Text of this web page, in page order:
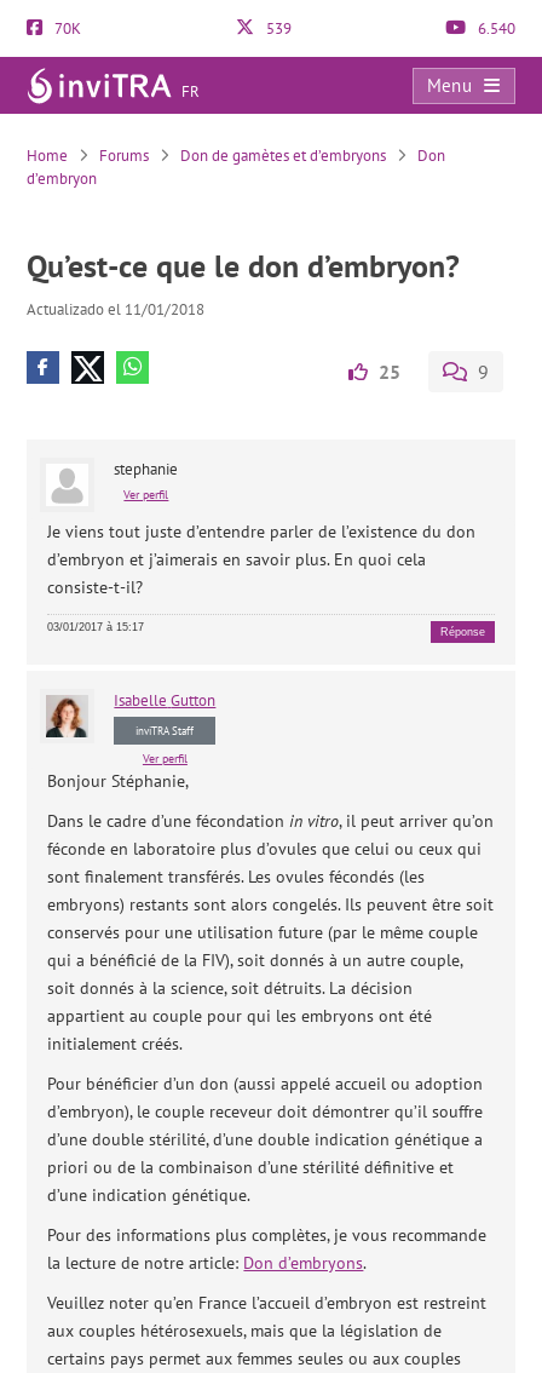
70K 539 6.540
FR
Menu
Qu’est-ce que le don d’embryon?
Home Forums Don de gamètes et d’embryons
Don
d’embryon
Qu’est-ce que le don d’embryon?
Actualizado el 11/01/2018
25 9
stephanie
Ver perfil
Je viens tout juste d’entendre parler de l’existence du don
d’embryon et j’aimerais en savoir plus. En quoi cela
consiste-t-il?
03/01/2017 à 15:17 Réponse
Isabelle Gutton
inviTRA Staff
Ver perfil
Bonjour Stéphanie,
Dans le cadre d’une fécondation in vitro, il peut arriver qu’on
féconde en laboratoire plus d’ovules que celui ou ceux qui
sont finalement transférés. Les ovules fécondés (les
embryons) restants sont alors congelés. Ils peuvent être soit
conservés pour une utilisation future (par le même couple
qui a bénéficié de la FIV), soit donnés à un autre couple,
soit donnés à la science, soit détruits. La décision
appartient au couple pour qui les embryons ont été
initialement créés.
Pour bénéficier d’un don (aussi appelé accueil ou adoption
d’embryon), le couple receveur doit démontrer qu’il souffre
d’une double stérilité, d’une double indication génétique a
priori ou de la combinaison d’une stérilité définitive et
d’une indication génétique.
Pour des informations plus complètes, je vous recommande
la lecture de notre article: Don d’embryons.
Veuillez noter qu’en France l’accueil d’embryon est restreint
aux couples hétérosexuels, mais que la législation de
certains pays permet aux femmes seules ou aux couples